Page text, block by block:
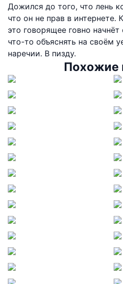
Дожился до того, что лень
что он не прав в интернете.
это говорящее говно
что-то объяснять на своём
наречии. В пизду.